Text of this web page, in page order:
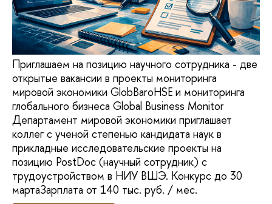
Приглашаем на позицию научного сотрудника - две
открытые вакансии в проекты мониторинга
мировой экономики GlobBaroHSE и мониторинга
глобального бизнеса Global Business Monitor
Департамент мировой экономики приглашает
коллег с ученой степенью кандидата наук в
прикладные исследовательские проекты на
позицию PostDoc (научный сотрудник) с
трудоустройством в НИУ ВШЭ. Конкурс до 30
мартаЗарплата от 140 тыс. руб. / мес.